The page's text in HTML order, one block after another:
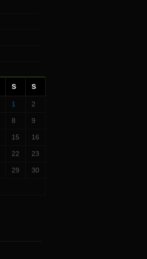
S S
1 2
8 9
15 16
22 23
29 30